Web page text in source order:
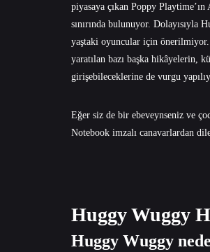
piyasaya çıkan Poppy
sınırında bulunuyor.
yaştaki oyuncular için
yaratılan bazı başka hikâyelerin,
girişebileceklerine de vurgu
Eğer siz de bir ebeveynseniz ve
Notebook imzalı canavarlardan
Huggy Wuggy
Huggy Wuggy